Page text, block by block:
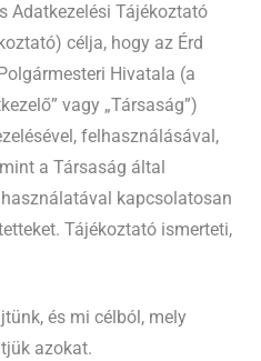
Adatkezelési Tájékoztató
célja, hogy az Érd
Hivatala (a
vagy „Társaság”)
felhasználásával,
a Társaság által
kapcsolatosan
Tájékoztató ismerteti,
és mi célból, mely
azokat.